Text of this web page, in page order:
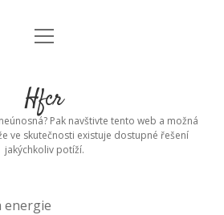
open
Hfcr
Pak navštivte tento web a možná
ve skutečnosti existuje dostupné řešení
jakýchkoliv potíží.
energie